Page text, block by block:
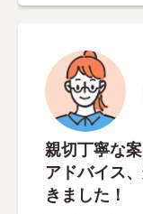
親切丁寧な
アドバイス
きました！